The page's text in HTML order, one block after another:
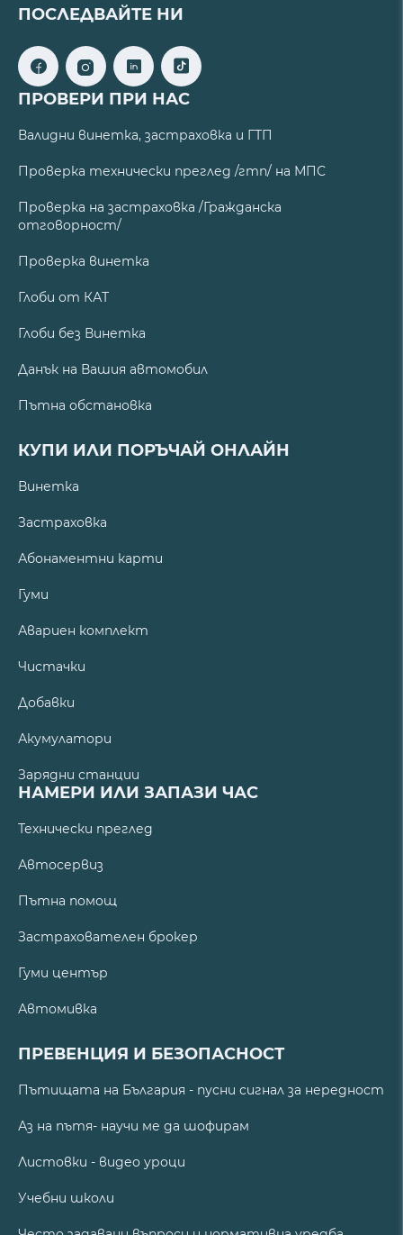
ПОСЛЕДВАЙТЕ НИ
ПРОВЕРИ ПРИ НАС
Валидни винетка, застраховка и ГТП
Проверка технически преглед /гтп/ на МПС
Проверка на застраховка /Гражданска
отговорност/
Проверка винетка
Глоби от КАТ
Глоби без Винетка
Данък на Вашия автомобил
Пътна обстановка
КУПИ ИЛИ ПОРЪЧАЙ ОНЛАЙН
Винетка
Застраховка
Абонаментни карти
Гуми
Авариен комплект
Чистачки
Добавки
Акумулатори
Зарядни станции
НАМЕРИ ИЛИ ЗАПАЗИ ЧАС
Технически преглед
Автосервиз
Пътна помощ
Застрахователен брокер
Гуми център
Автомивка
ПРЕВЕНЦИЯ И БЕЗОПАСНОСТ
Пътищата на България - пусни сигнал за нередност
Аз на пътя- научи ме да шофирам
Листовки - видео уроци
Учебни школи